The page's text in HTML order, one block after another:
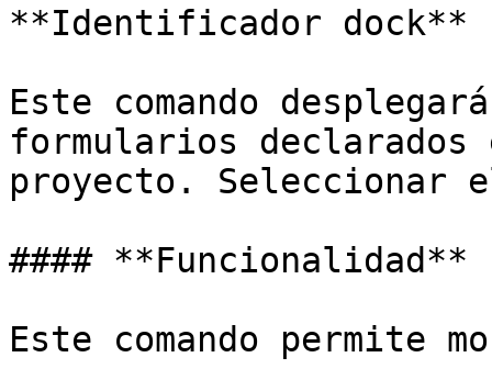
**Identificador dock**
Este comando
formularios
proyecto. Seleccionar
#### **Funcionalidad**
Este comando permite